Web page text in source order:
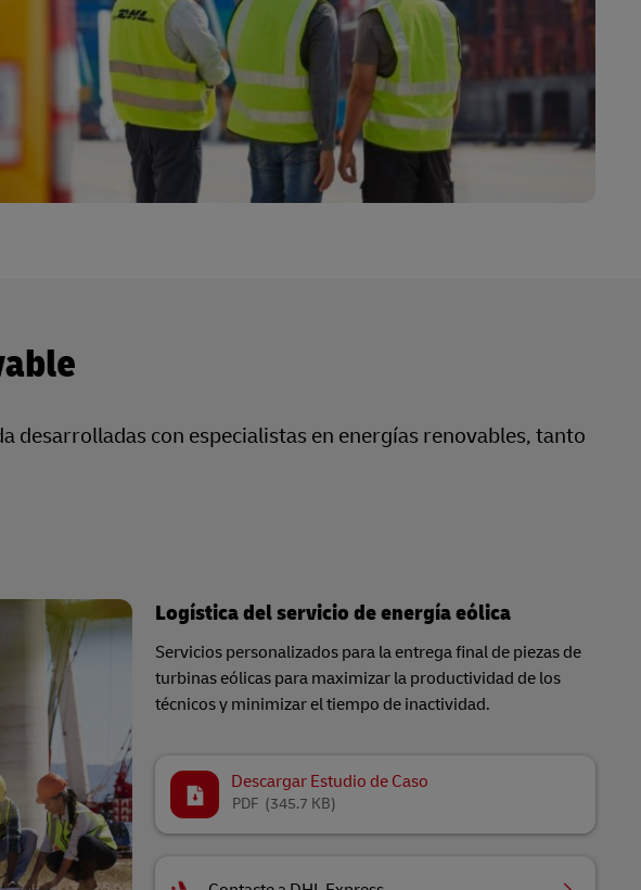
desarrolladas con especialistas en energías renovables, tanto
Logística del servicio de energía eólica
Servicios personalizados para la entrega final de piezas de
turbinas eólicas para maximizar la productividad de los
técnicos y minimizar el tiempo de inactividad.
Descargar Estudio de Caso
(345.7 KB)
PDF